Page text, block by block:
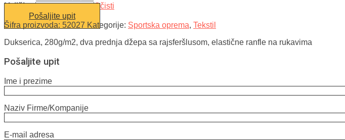
Veličina
Očisti
Pošaljite upit
Šifra proizvoda: 52027 Kategorije: Sportska oprema, Tekstil
Dukserica, 280g/m2, dva prednja džepa sa rajsferšlusom, elastične ranfle na rukavima
Pošaljite upit
Ime i prezime
Naziv Firme/Kompanije
E-mail adresa